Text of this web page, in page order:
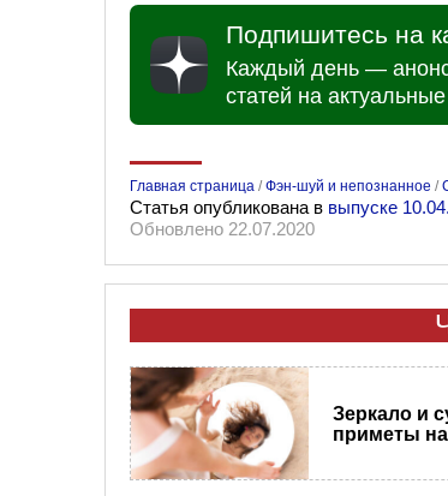
Подпишитесь на
Каждый день —
статей на
Главная страница /Фэн-шуй и непознанное /
Статья опубликована в выпуске
Обновлено 22.07.2020
Зеркало и
приметы